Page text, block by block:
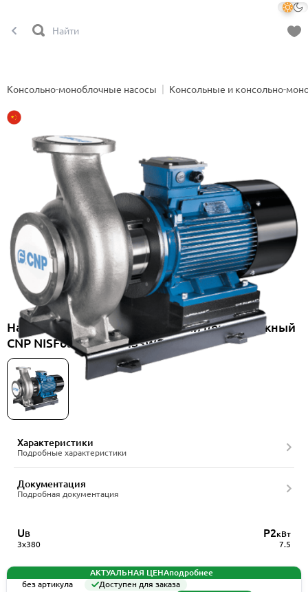
Консольно-моноблочные насосы Консольные и консольно-
Насос консольно-моноблочный центробежный
CNP NISF65-50-160/7.5SWF
Характеристики
Подробные характеристики
Документация
Подробная документация
UВ
3x380
P2кВт
7.5
АКТУАЛЬНАЯ ЦЕНАподробнее
без артикула
Доступен для заказа